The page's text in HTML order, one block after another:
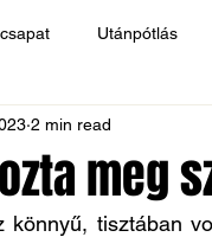
Utánpótlás
Sportlövő hírek
meg
2 min read
könnyű, tisztában